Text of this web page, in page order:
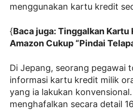
menggunakan kartu kredit
{Baca juga: Tinggalkan Kartu
Amazon Cukup “Pindai
Di Jepang, seorang pegawai
informasi kartu kredit milik
yang ia lakukan
menghafalkan secara detail